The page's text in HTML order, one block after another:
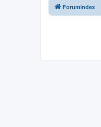
Forumindex